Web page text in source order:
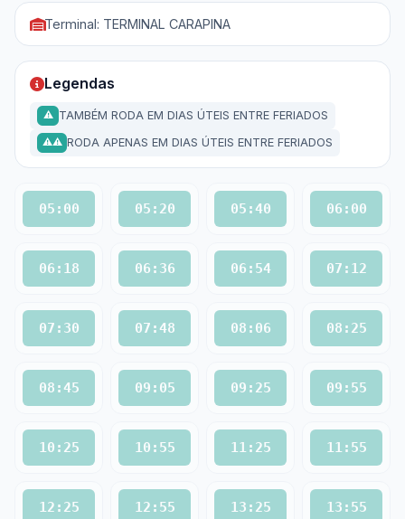
Terminal: TERMINAL CARAPINA
Legendas
⚠ TAMBÉM RODA EM DIAS ÚTEIS ENTRE FERIADOS
⚠⚠ RODA APENAS EM DIAS ÚTEIS ENTRE FERIADOS
05:00 05:20 05:40 06:00
06:18 06:36 06:54 07:12
07:30 07:48 08:06 08:25
08:45 09:05 09:25 09:55
10:25 10:55 11:25 11:55
12:25 12:55 13:25 13:55